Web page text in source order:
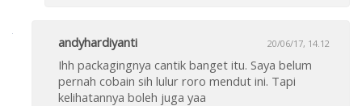
andyhardiyanti 20/06/17, 14.12
Ihh packagingnya cantik banget itu. Saya belum
pernah cobain sih lulur roro mendut ini. Tapi
kelihatannya boleh juga yaa